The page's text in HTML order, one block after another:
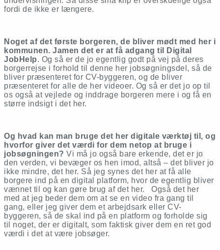
fordi de ikke er længere.
Noget af det første borgeren, de bliver mødt med her i
kommunen. Jamen det er at få adgang til Digital
JobHelp. Og så er de jo egentlig godt på vej på deres
borgerrejse i forhold til denne her jobsøgningsdel, så de
bliver præsenteret for CV-byggeren, og de bliver
præsenteret for alle de her videoer. Og så er det jo op til
os også at vejlede og inddrage borgeren mere i og få en
større indsigt i det her.
Og hvad kan man bruge det her digitale værktøj til, og
hvorfor giver det værdi for dem netop at bruge i
jobsøgningen? Vi må jo også bare erkende, det er jo
den verden, vi bevæger os hen imod, altså – det bliver jo
ikke mindre, det her. Så jeg synes det her at få alle
borgere ind på en digital platform, hvor de egentlig bliver
vænnet til og kan gøre brug af det her. Også det her
med at jeg beder dem om at se en video fra gang til
gang, eller jeg giver dem et arbejdsark eller CV-
byggeren, så de skal ind på en platform og forholde sig
til noget, der er digitalt, som faktisk giver dem en ret god
værdi i det at være jobsøger.